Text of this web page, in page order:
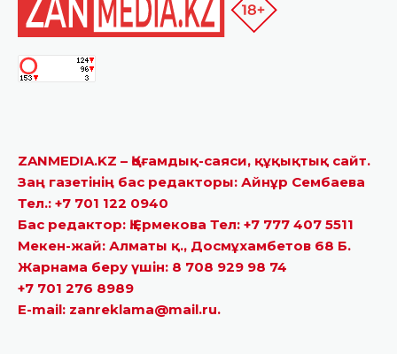
ZANMEDIA.KZ – Қоғамдық-саяси, құқықтық сайт.
Заң газетінің бас редакторы: Айнұр Сембаева
Тел.: +7 701 122 0940
Бас редактор: Қ.Ермекова Тел: +7 777 407 5511
Мекен-жай: Алматы қ., Досмұхамбетов 68 Б.
Жарнама беру үшін: 8 708 929 98 74
+7 701 276 8989
E-mail: zanreklama@mail.ru.